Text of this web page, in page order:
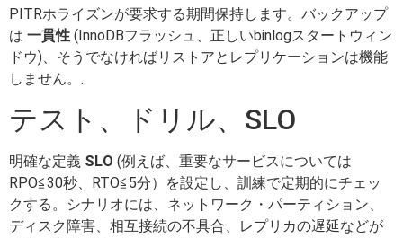
PITRホライズンが要求する期間保持します。バックアップ
は 一貫性 (InnoDBフラッシュ、正しいbinlogスタートウィン
ドウ)、そうでなければリストアとレプリケーションは機能
しません。.
テスト、ドリル、SLO
明確な定義 SLO (例えば、重要なサービスについては
RPO≦30秒、RTO≦5分）を設定し、訓練で定期的にチェッ
クする。シナリオには、ネットワーク・パーティション、
ディスク障害、相互接続の不具合、レプリカの遅延などが